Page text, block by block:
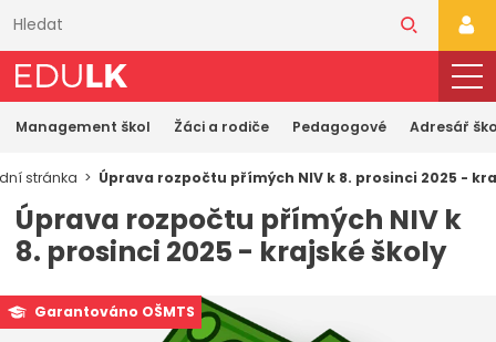
obsahu
Management škol Žáci a rodiče Pedagogové Adresář
stránka Úprava rozpočtu přímých NIV k 8. prosinci 2025 -
Úprava rozpočtu přímých NIV k
8. prosinci 2025 - krajské školy
Garantováno OŠMTS